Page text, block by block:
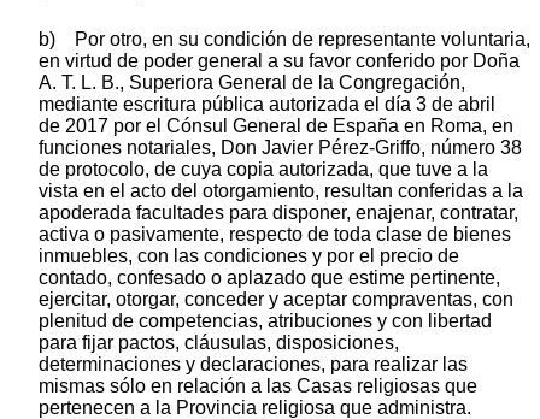
b) Por otro, en su condición de representante voluntaria,
en virtud de poder general a su favor conferido por Doña
A. T. L. B., Superiora General de la Congregación,
mediante escritura pública autorizada el día 3 de abril
de 2017 por el Cónsul General de España en Roma, en
funciones notariales, Don Javier Pérez-Griffo, número 38
de protocolo, de cuya copia autorizada, que tuve a la
vista en el acto del otorgamiento, resultan conferidas a la
apoderada facultades para disponer, enajenar, contratar,
activa o pasivamente, respecto de toda clase de bienes
inmuebles, con las condiciones y por el precio de
contado, confesado o aplazado que estime pertinente,
ejercitar, otorgar, conceder y aceptar compraventas, con
plenitud de competencias, atribuciones y con libertad
para fijar pactos, cláusulas, disposiciones,
determinaciones y declaraciones, para realizar las
mismas sólo en relación a las Casas religiosas que
pertenecen a la Provincia religiosa que administra.